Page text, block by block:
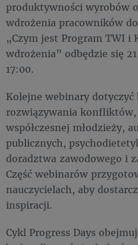
produktywności wyrobów
wdrożenia pracowników
„Czym jest Program TWI i
wdrożenia” odbędzie się
17:00.
Kolejne webinary
rozwiązywania
współczesnej młodzieży,
publicznych,
doradztwa zawodowego i
Część webinarów
nauczycielach, aby
inspiracji.
Cykl Progress Days